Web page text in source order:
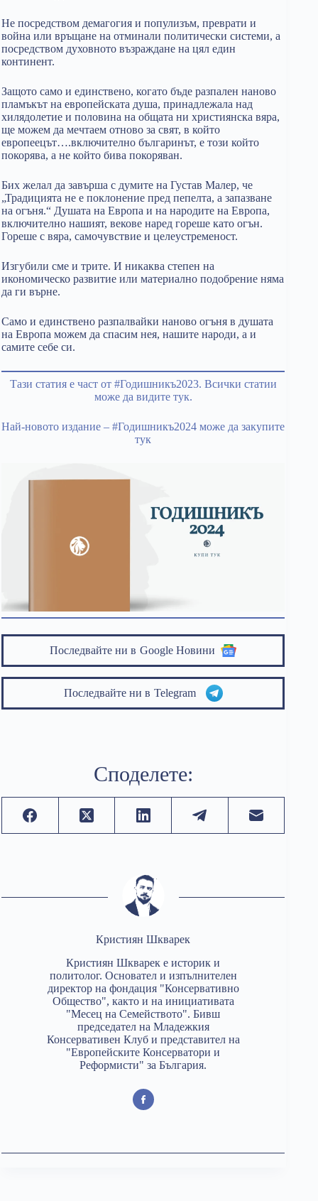
Не посредством демагогия и популизъм, преврати и
война или връщане на отминали политически системи, а
посредством духовното възраждане на цял един
континент.
Защото само и единствено, когато бъде разпален наново
пламъкът на европейската душа, принадлежала над
хилядолетие и половина на общата ни християнска вяра,
ще можем да мечтаем отново за свят, в който
европеецът….включително българинът, е този който
покорява, а не който бива покоряван.
Бих желал да завърша с думите на Густав Малер, че
„Традицията не е поклонение пред пепелта, а запазване
на огъня.“ Душата на Европа и на народите на Европа,
включително нашият, векове наред гореше като огън.
Гореше с вяра, самочувствие и целеустременост.
Изгубили сме и трите. И никаква степен на
икономическо развитие или материално подобрение няма
да ги върне.
Само и единствено разпалвайки наново огъня в душата
на Европа можем да спасим нея, нашите народи, а и
самите себе си.
Тази статия е част от #Годишникъ2023. Всички статии
може да видите тук.
Най-новото издание – #Годишникъ2024 може да закупите
тук
Последвайте ни в Google Новини
Последвайте ни в Telegram
Споделете:
Кристиян Шкварек
Кристиян Шкварек е историк и
политолог. Основател и изпълнителен
директор на фондация "Консервативно
Общество", както и на инициативата
"Месец на Семейството". Бивш
председател на Младежкия
Консервативен Клуб и представител на
"Европейските Консерватори и
Реформисти" за България.